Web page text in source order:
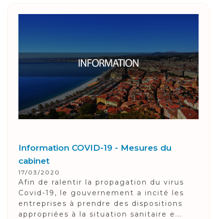
Information COVID-19 - Mesures du
cabinet
17/03/2020
Afin de ralentir la propagation du virus
Covid-19, le gouvernement a incité les
entreprises à prendre des dispositions
appropriées à la situation sanitaire e...